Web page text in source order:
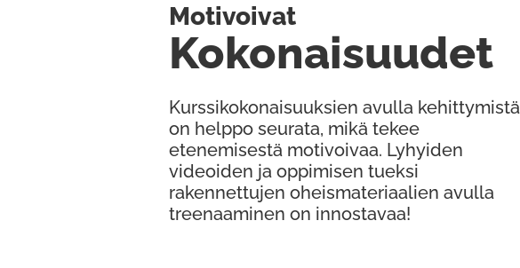
Kurssikokonaisuuksien avulla kehittymistä
on helppo seurata, mikä tekee
etenemisestä motivoivaa. Lyhyiden
videoiden ja oppimisen tueksi
rakennettujen oheismateriaalien avulla
treenaaminen on innostavaa!
Kokonaisuudet
Motivoivat